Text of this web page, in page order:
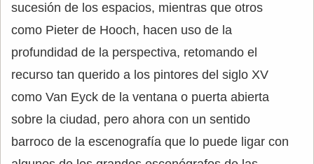
sucesión de los espacios, mientras que otros
como Pieter de Hooch, hacen uso de la
profundidad de la perspectiva, retomando el
recurso tan querido a los pintores del siglo XV
como Van Eyck de la ventana o puerta abierta
sobre la ciudad, pero ahora con un sentido
barroco de la escenografía que lo puede ligar con